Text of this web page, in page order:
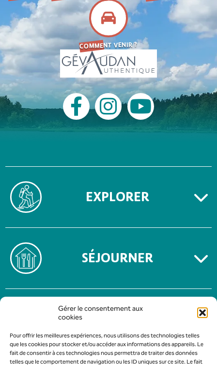
Gérer le consentement aux
cookies
Pour offrir les meilleures expériences, nous utilisons des technologies telles
que les cookies pour stocker et/ou accéder aux informations des appareils. Le
fait de consentir à ces technologies nous permettra de traiter des données
telles que le comportement de navigation ou les ID uniques sur ce site. Le fait
COMMENT VENIR ?
EXPLORER
SÉJOURNER
MENTIONS LÉGALES
POLITIQUE DE CONFIDENTIALITÉ